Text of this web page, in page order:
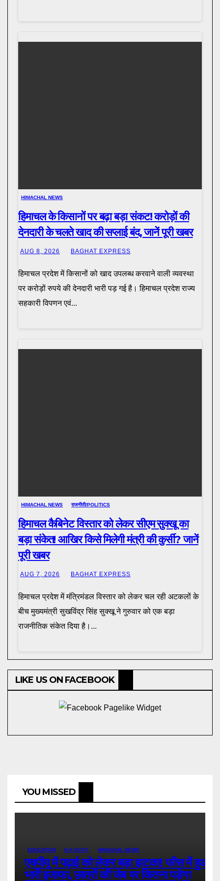
HIMACHAL NEWS
हिमाचल के किसानों पर बढ़ा बड़ा संकट! करोड़ों की
देनदारी के चलते खाद की सप्लाई बंद, जानें पूरी खबर
AUG 8, 2026 BAGHAT EXPRESS
हिमाचल प्रदेश में किसानों को खाद उपलब्ध करवाने वाली व्यवस्था
पर करोड़ों रुपये की देनदारी भारी पड़ गई है। हिमाचल प्रदेश राज्य
सहकारी विपणन एवं...
HIMACHAL NEWS राजनीती/POLITICS
हिमाचल कैबिनेट विस्तार को लेकर सीएम सुक्खू का
बड़ा संकेत! आखिर किसे मिलेगी मंत्री की कुर्सी? जानें
पूरी खबर
AUG 7, 2026 BAGHAT EXPRESS
हिमाचल प्रदेश में मंत्रिमंडल विस्तार को लेकर चल रही अटकलों के
बीच मुख्यमंत्री सुखविंद्र सिंह सुक्खू ने गुरुवार को एक बड़ा
राजनीतिक संकेत दिया है।...
LIKE US ON FACEBOOK
YOU MISSED
EDUCATION H.P GOVT. HIMACHAL NEWS
एचपीयू में पढ़ाई को लेकर बड़ा झटका! फीस में हुआ
भारी इजाफा, छात्रों की जेब पर कितना पड़ेगा